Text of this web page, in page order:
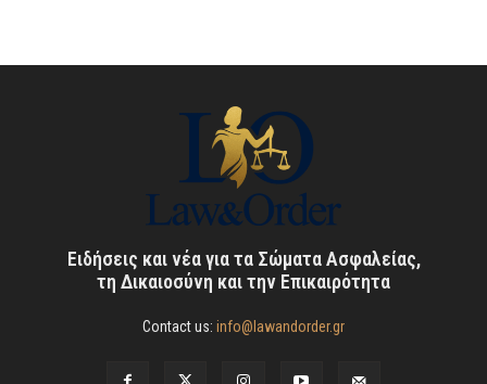
Ειδήσεις και νέα για τα Σώματα Ασφαλείας,
τη Δικαιοσύνη και την Επικαιρότητα
Contact us: info@lawandorder.gr